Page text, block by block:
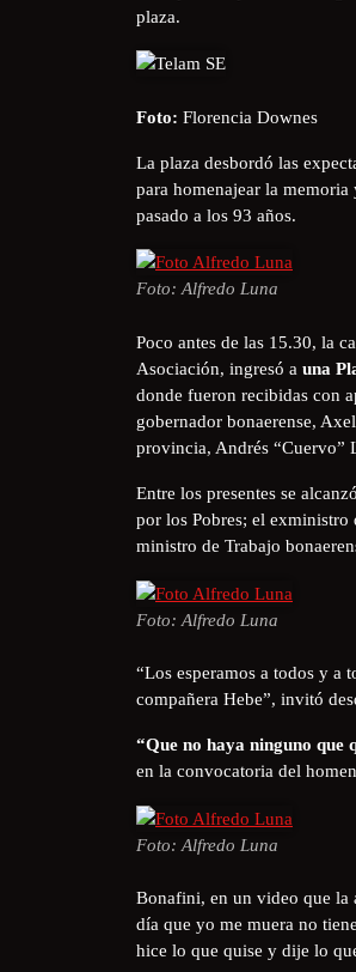
plaza.
Foto: Florencia Downes
La plaza desbordó las
para homenajear la
pasado a los 93 años.
Foto: Alfredo Luna
Poco antes de las 15.30, la
Asociación, ingresó a una
donde fueron recibidas con
gobernador bonaerense,
provincia, Andrés “Cuervo”
Entre los presentes se
por los Pobres; el
ministro de Trabajo
Foto: Alfredo Luna
“Los esperamos a todos y a
compañera Hebe”, invitó
“Que no haya ninguno que
en la convocatoria del
Foto: Alfredo Luna
Bonafini, en un video que la
día que yo me muera no
hice lo que quise y dije lo